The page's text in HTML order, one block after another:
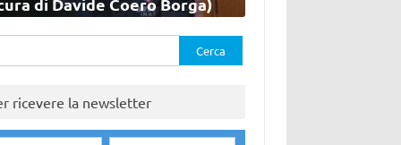
ricevere la newsletter